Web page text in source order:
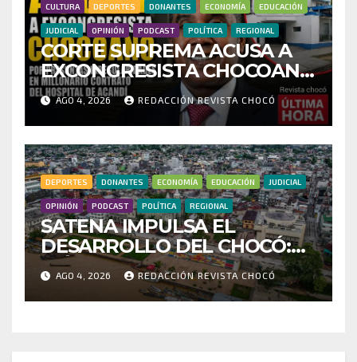
CULTURA DEPORTES DONANTES ECONOMÍA EDUCACIÓN
JUDICIAL OPINIÓN PODCAST POLÍTICA REGIONAL
CORTE SUPREMA ACUSA A
EXCONGRESISTA CHOCOANO
POR PRESUNTAS
IRREGULARIDADES EN
MILLONARIO CONTRATO
DEL HOSPITAL DE ACANDÍ
AGO 4, 2026 REDACCIÓN REVISTA CHOCÓ
DEPORTES DONANTES ECONOMÍA EDUCACIÓN JUDICIAL
OPINIÓN PODCAST POLÍTICA REGIONAL
SATENA IMPULSA EL
DESARROLLO DEL CHOCÓ:
MÁS DE 35 MIL PASAJEROS
MOVILIZADOS Y NUEVAS
RUTAS FORTALECEN LA
AGO 4, 2026 REDACCIÓN REVISTA CHOCÓ